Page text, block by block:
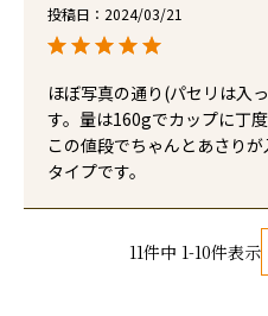
投稿日 2024/03/21
ほぼ写真の通り(パセリは入
す。量は160gでカップに丁
この値段でちゃんとあさり
タイプです。
11件中 1-10件表示